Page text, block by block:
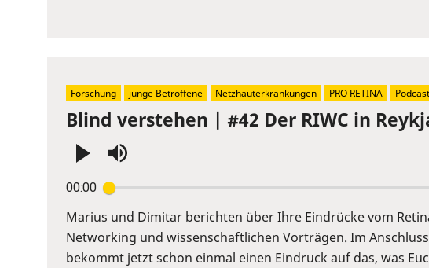
Blind verstehen | #42 Der RIWC in
00:00
Enter
or
Space
to
Marius und Dimitar berichten über Ihre Eindrücke vom
Networking und wissenschaftlichen Vorträgen. Im
bekommt jetzt schon einmal einen Eindruck auf das, was
Forschung junge Betroffene Netzhauterkrankungen PRO RETINA Podcast